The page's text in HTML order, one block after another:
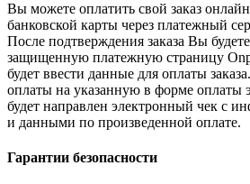
Вы можете оплатить свой заказ
банковской карты через платежный
После подтверждения заказа Вы
защищенную платежную страницу
будет ввести данные для оплаты
оплаты на указанную в форме оплаты
будет направлен электронный чек с
и данными по произведенной оплате.
Гарантии безопасности